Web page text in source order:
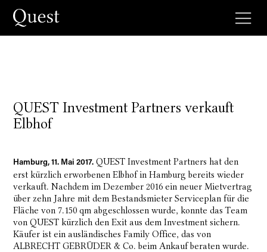
QUEST Investment Partners verkauft
Elbhof
Hamburg, 11. Mai 2017. QUEST Investment Partners hat den
erst kürzlich erworbenen Elbhof in Hamburg bereits wieder
verkauft. Nachdem im Dezember 2016 ein neuer Mietvertrag
über zehn Jahre mit dem Bestandsmieter Serviceplan für die
Fläche von 7.150 qm abgeschlossen wurde, konnte das Team
von QUEST kürzlich den Exit aus dem Investment sichern.
Käufer ist ein ausländisches Family Office, das von
ALBRECHT GEBRÜDER & Co. beim Ankauf beraten wurde.